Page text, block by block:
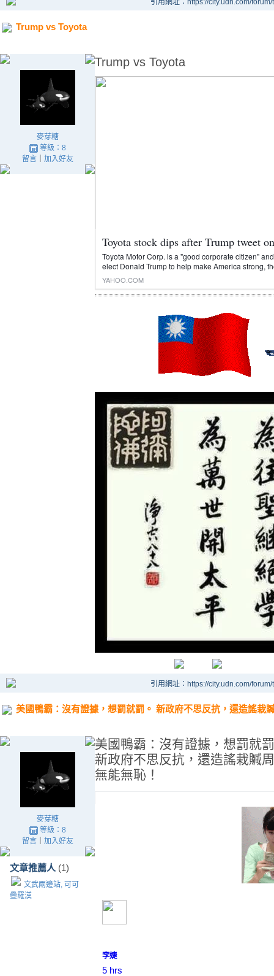
引用網址：https://city.udn.com/
Trump vs Toyota
麥芽糖
等級：8
留言｜ 加入好友
Trump vs Toyota
Toyota stock dips after Trump tweet
Toyota Motor Corp. is a "good corporate citizen"
elect Donald Trump to help make America strong,
YAHOO.COM
引用網址：https://city.udn.com/
美國鴨霸：沒有證據，想罰就罰。 新政府不思反抗，還造謠栽
麥芽糖
等級：8
留言｜ 加入好友
文章推薦人 (1)
文武兩邊站, 可可
疊羅漢
美國鴨霸：沒有證據，想罰就
新政府不思反抗，還造謠栽贓
無能無恥！
李婕
5 hrs